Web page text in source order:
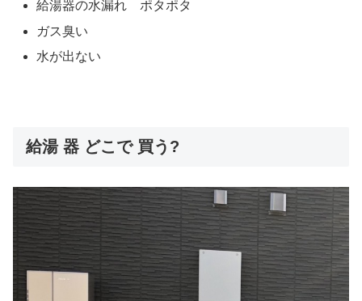
給湯器の水漏れ ポタポタ
ガス臭い
水が出ない
給湯 器 どこで 買う?